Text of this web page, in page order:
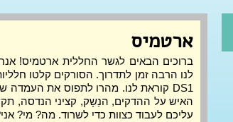
ארטמיס